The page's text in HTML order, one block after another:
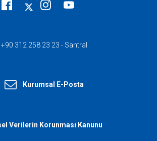
+90 312 258 23 23 - Santral
Kurumsal E-Posta
Verilerin Korunması Kanunu